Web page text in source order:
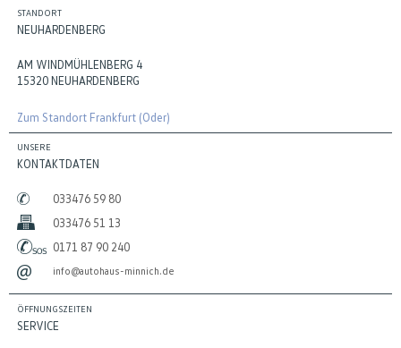
STANDORT
NEUHARDENBERG
AM WINDMÜHLENBERG 4
15320 NEUHARDENBERG
Zum Standort Frankfurt (Oder)
UNSERE
KONTAKTDATEN
033476 59 80
033476 51 13
0171 87 90 240
info@autohaus-minnich.de
ÖFFNUNGSZEITEN
SERVICE